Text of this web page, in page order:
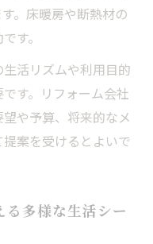
。床暖房や断熱材の
す。
活リズムや利用目的
す。リフォーム会社
や予算、将来的なメ
案を受けるとよいで
る多様な生活シー